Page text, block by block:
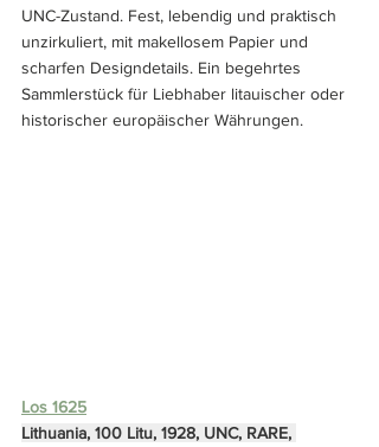
UNC-Zustand. Fest, lebendig und praktisch
unzirkuliert, mit makellosem Papier und
scharfen Designdetails. Ein begehrtes
Sammlerstück für Liebhaber litauischer oder
historischer europäischer Währungen.
Los 1625
Lithuania, 100 Litu, 1928, UNC, RARE,